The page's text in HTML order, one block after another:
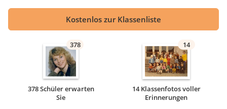
Kostenlos zur Klassenliste
378
378 Schüler erwarten
Sie
14
14 Klassenfotos voller
Erinnerungen